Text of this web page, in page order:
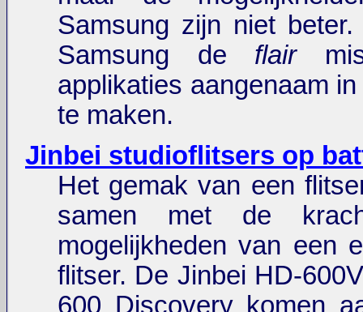
Samsung zijn niet
Samsung de flair
applikaties aangenaam
te maken.
Jinbei studioflitsers op
Het gemak van een
samen met de
mogelijkheden van een
flitser. De Jinbei HD-
600 Discovery komen